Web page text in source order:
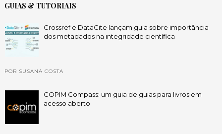
GUIAS & TUTORIAIS
Crossref e DataCite lançam guia sobre importância
dos metadados na integridade científica
POR SUSANA COSTA
COPIM Compass: um guia de guias para livros em
acesso aberto